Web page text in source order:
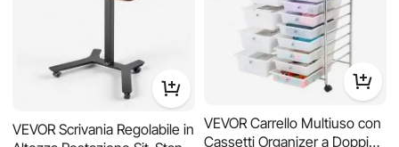
VEVOR Scrivania Regolabile in
VEVOR Carrello Multiuso con
Cassetti Organizer a Doppia